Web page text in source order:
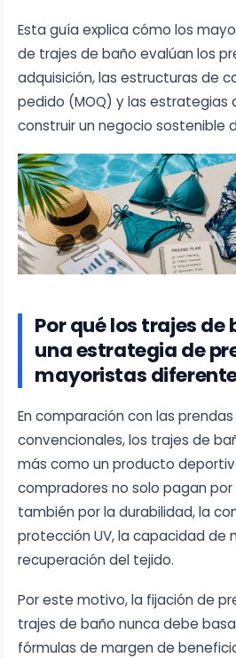
Esta guía explica cómo los
de trajes de baño evalúan los
adquisición, las estructuras de
pedido (MOQ) y las estrategias
construir un negocio sostenible
Por qué los trajes de
una estrategia de
mayoristas
En comparación con las
convencionales, los trajes de
más como un producto
compradores no solo pagan por
también por la durabilidad, la
protección UV, la capacidad de
recuperación del tejido.
Por este motivo, la fijación de
trajes de baño nunca debe
fórmulas de margen de